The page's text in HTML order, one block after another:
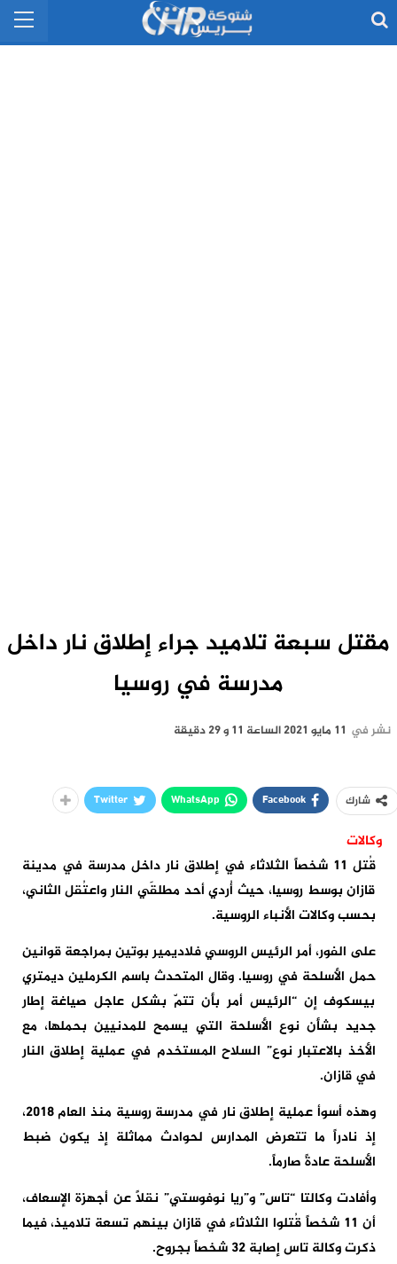
مقتل سبعة تلاميد جراء إطلاق نار داخل
مدرسة في روسيا
نشر في 11 مايو 2021 الساعة 11 و 29 دقيقة
شارك Facebook
WhatsApp
Twitter
وكالات
قُتل 11 شخصاً الثلاثاء في إطلاق نار داخل مدرسة في مدينة
قازان بوسط روسيا، حيث أُردي أحد مطلقَي النار واعتُقل الثاني،
بحسب وكالات الأنباء الروسية.
على الفور، أمر الرئيس الروسي فلاديمير بوتين بمراجعة قوانين
حمل الأسلحة في روسيا. وقال المتحدث باسم الكرملين ديمتري
بيسكوف إن “الرئيس أمر بأن تتمّ بشكل عاجل صياغة إطار
جديد بشأن نوع الأسلحة التي يسمح للمدنيين بحملها، مع
الأخذ بالاعتبار نوع” السلاح المستخدم في عملية إطلاق النار
في قازان.
وهذه أسوأ عملية إطلاق نار في مدرسة روسية منذ العام 2018،
إذ نادراً ما تتعرض المدارس لحوادث مماثلة إذ يكون ضبط
الأسلحة عادةً صارماً.
وأفادت وكالتا “تاس” و”ريا نوفوستي” نقلاً عن أجهزة الإسعاف،
أن 11 شخصاً قُتلوا الثلاثاء في قازان بينهم تسعة تلاميذ، فيما
ذكرت وكالة تاس إصابة 32 شخصاً بجروح.